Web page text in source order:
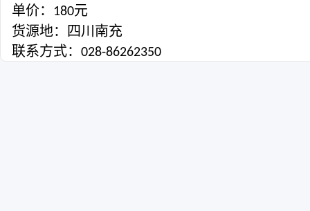
单价：
180元
货源地：四川南充
联系方式： 028-86262350